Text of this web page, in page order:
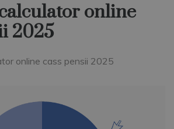
online
2025
online cass pensii 2025